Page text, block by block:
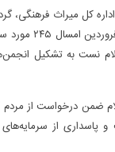
کل میراث فرهنگی،
میراث‌فرهنگی،
نست به تشکیل
دهند؛ افزود؛ حراست و